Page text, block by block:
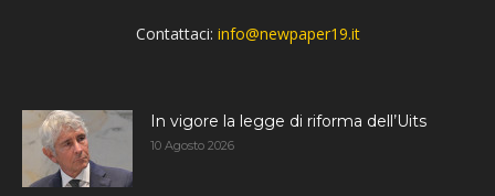
Contattaci: info@newpaper19.it
In vigore la legge di riforma dell’Uits
10 Agosto 2026